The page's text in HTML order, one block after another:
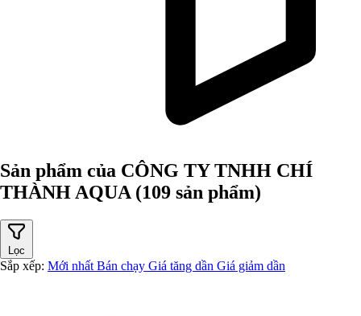
Sản phẩm của CÔNG TY TNHH CHÍ
THÀNH AQUA (109 sản phẩm)
Lọc
Sắp xếp: Mới nhất Bán chạy Giá tăng dần Giá giảm dần